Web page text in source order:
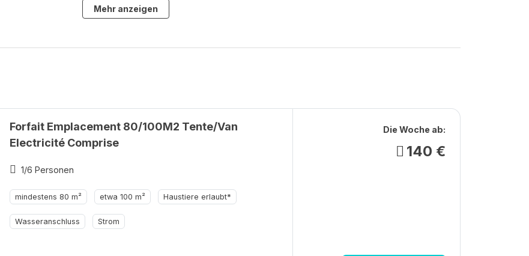
Mehr anzeigen
Forfait Emplacement 80/100M2 Tente/Van
Electricité Comprise
1/6 Personen
mindestens 80 m² etwa 100 m² Haustiere erlaubt*
Wasseranschluss Strom
Die Woche ab:
140 €